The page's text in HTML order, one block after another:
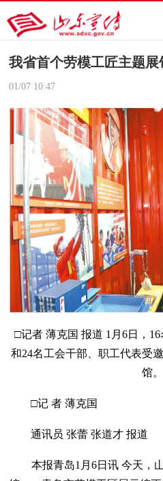
我省首个劳模工匠主题展
01/07 10:47
□记者 薄克国 报道 1月6日，
和24名工会干部、职工代表受
馆。
□记 者 薄克国
通讯员 张蕾 张道才 报道
本报青岛1月6日讯 今天，山